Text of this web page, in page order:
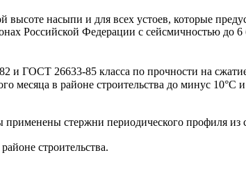
насыпи и для всех устоев, которые
Российской Федерации с сейсмичностью до 6
и ГОСТ 26633-85 класса по прочности на
месяца в районе строительства до минус 10°С
стержни периодического профиля
строительства.